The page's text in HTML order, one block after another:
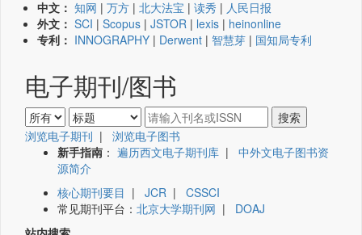
中文： 知网 | 万方 | 北大法宝 | 读秀 | 人民日报
外文： SCI | Scopus | JSTOR | lexis | heinonline
专利： INNOGRAPHY | Derwent | 智慧芽 | 国知局专利
电子期刊/图书
浏览电子期刊 | 浏览电子图书
新手指南 ： 遍历西文电子期刊库 | 中外文电子图书资
源简介
核心期刊要目 | JCR | CSSCI
常见期刊平台： 北京大学期刊网 | DOAJ